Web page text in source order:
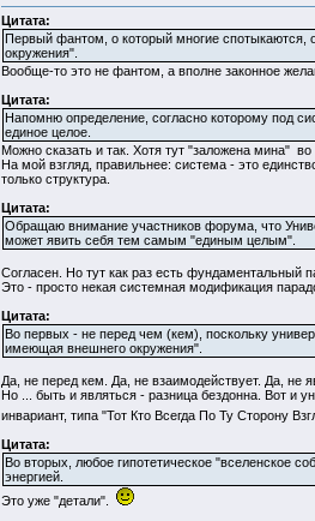
Цитата:
Первый фантом, о который многие спотыкаются,
окружения".
Вообще-то это не фантом, а вполне законное
Цитата:
Напомню определение, согласно которому под
единое целое.
Можно сказать и так. Хотя тут "заложена мина"
На мой взгляд, правильнее: система - это
только структура.
Цитата:
Обращаю внимание участников форума, что
может явить себя тем самым "единым целым".
Согласен. Но тут как раз есть фундаментальный
Это - просто некая системная модификация
Цитата:
Во первых - не перед чем (кем), поскольку
имеющая внешнего окружения".
Да, не перед кем. Да, не взаимодействует. Да, не
Но ... быть и являться - разница бездонна. Вот и
инвариант, типа "Тот Кто Всегда По Ту Сторону
Цитата:
Во вторых, любое гипотетическое "вселенское
энергией.
Это уже "детали".